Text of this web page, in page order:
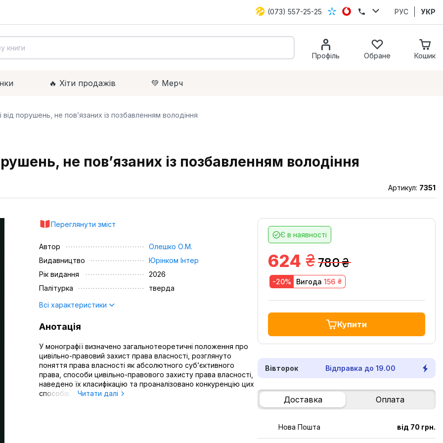
(073) 557-25-25 РУС УКР
Профіль Обране Кошик
🔥 Xіти продажів 💚 Мерч
від порушень, не пов’язаних із позбавленням володіння
не пов’язаних із позбавленням володіння
Артикул: 7351
Переглянути зміст
Автор
Олешко О.М.
Видавництво
Юрінком Iнтер
Рік видання
2026
Палітурка
тверда
Всі характеристики
Анотація
У монографії визначено загальнотеоретичні положення про
цивільно-правовий захист права власності, розглянуто
поняття права власності як абсолютного суб’єктивного
права, способи цивільно-правового захисту права власності,
наведено їх класифікацію та проаналізовано конкуренцію цих
способів.... Читати далі
Є в наявності
780
грн.
624 грн.
-20% Вигода 156 грн.
Купити
Вівторок Відправка до 19.00
Доставка Оплата
Нова Пошта від 70 грн.